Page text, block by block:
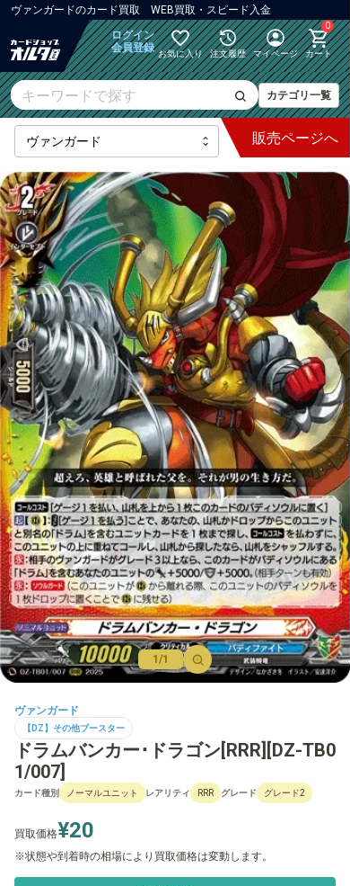
ヴァンガードのカード買取 WEB買取・スピード入金
ログイン
会員登録 お気に入り 注文履歴 マイページ
0
カート
カテゴリ一覧
最新弾
【DZ】ブースター
【DZ】その他ブースター
【DZ】デッキなど
【D】ブースター
【D】その他ブースター
【D】デッキなど
【DPR】PRカード
販売ページへ
1/1
ヴァンガード
【DZ】その他ブースター
ドラムバンカー･ドラゴン[RRR][DZ-TB0
1/007]
カード種別 ノーマルユニット レアリティ RRR グレード グレード2
買取価格¥20
状態や到着時の相場により買取価格は変動します。